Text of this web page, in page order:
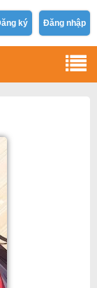
ký Đăng nhập